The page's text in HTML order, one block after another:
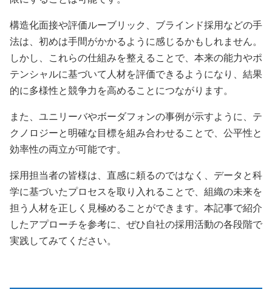
構造化面接や評価ルーブリック、ブラインド採用などの手
法は、初めは手間がかかるように感じるかもしれません。
しかし、これらの仕組みを整えることで、本来の能力やポ
テンシャルに基づいて人材を評価できるようになり、結果
的に多様性と競争力を高めることにつながります。
また、ユニリーバやボーダフォンの事例が示すように、テ
クノロジーと明確な目標を組み合わせることで、公平性と
効率性の両立が可能です。
採用担当者の皆様は、直感に頼るのではなく、データと科
学に基づいたプロセスを取り入れることで、組織の未来を
担う人材を正しく見極めることができます。本記事で紹介
したアプローチを参考に、ぜひ自社の採用活動の各段階で
実践してみてください。